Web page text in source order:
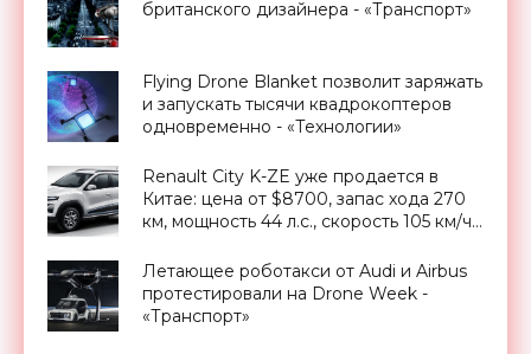
британского дизайнера - «Транспорт»
Flying Drone Blanket позволит заряжать
и запускать тысячи квадрокоптеров
одновременно - «Технологии»
Renault City K-ZE уже продается в
Китае: цена от $8700, запас хода 270
км, мощность 44 л.с., скорость 105 км/ч -
Летающее роботакси от Audi и Airbus
протестировали на Drone Week -
«Транспорт»